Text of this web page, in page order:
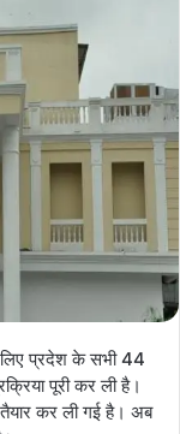
प्रदेश के सभी 44
पूरी कर ली है।
कर ली गई है। अब